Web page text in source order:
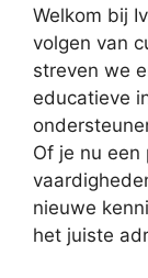
Welkom bij
volgen van
streven we
educatieve
Of je nu
nieuwe
het juiste